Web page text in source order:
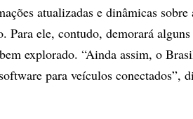
atualizadas e dinâmicas
Para ele, contudo, demorará
explorado. “Ainda assim, o
para veículos conectados”,